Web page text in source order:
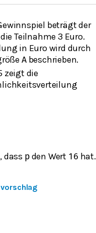
beträgt der
Teilnahme 3 Euro.
in Euro wird durch
Abeschrieben.
zeigt die
dass pden Wert 1 6 hat.